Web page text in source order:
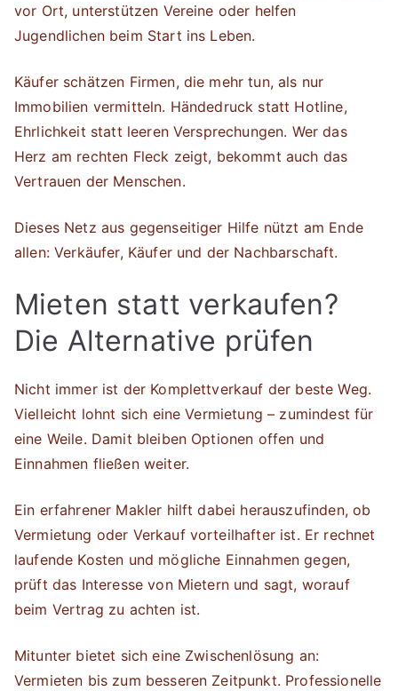
vor Ort, unterstützen Vereine oder helfen
Jugendlichen beim Start ins Leben.
Käufer schätzen Firmen, die mehr tun, als nur
Immobilien vermitteln. Händedruck statt Hotline,
Ehrlichkeit statt leeren Versprechungen. Wer das
Herz am rechten Fleck zeigt, bekommt auch das
Vertrauen der Menschen.
Dieses Netz aus gegenseitiger Hilfe nützt am Ende
allen: Verkäufer, Käufer und der Nachbarschaft.
Mieten statt verkaufen?
Die Alternative prüfen
Nicht immer ist der Komplettverkauf der beste Weg.
Vielleicht lohnt sich eine Vermietung – zumindest für
eine Weile. Damit bleiben Optionen offen und
Einnahmen fließen weiter.
Ein erfahrener Makler hilft dabei herauszufinden, ob
Vermietung oder Verkauf vorteilhafter ist. Er rechnet
laufende Kosten und mögliche Einnahmen gegen,
prüft das Interesse von Mietern und sagt, worauf
beim Vertrag zu achten ist.
Mitunter bietet sich eine Zwischenlösung an:
Vermieten bis zum besseren Zeitpunkt. Professionelle